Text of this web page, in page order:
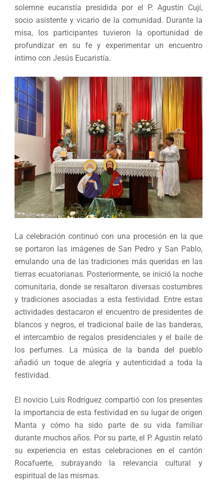
solemne eucaristía presidida por el P. Agustín Cují,
socio asistente y vicario de la comunidad. Durante la
misa, los participantes tuvieron la oportunidad de
profundizar en su fe y experimentar un encuentro
íntimo con Jesús Eucaristía.
La celebración continuó con una procesión en la que
se portaron las imágenes de San Pedro y San Pablo,
emulando una de las tradiciones más queridas en las
tierras ecuatorianas. Posteriormente, se inició la noche
comunitaria, donde se resaltaron diversas costumbres
y tradiciones asociadas a esta festividad. Entre estas
actividades destacaron el encuentro de presidentes de
blancos y negros, el tradicional baile de las banderas,
el intercambio de regalos presidenciales y el baile de
los perfumes. La música de la banda del pueblo
añadió un toque de alegría y autenticidad a toda la
festividad.
El novicio Luis Rodríguez compartió con los presentes
la importancia de esta festividad en su lugar de origen
Manta y cómo ha sido parte de su vida familiar
durante muchos años. Por su parte, el P. Agustín relató
su experiencia en estas celebraciones en el cantón
Rocafuerte, subrayando la relevancia cultural y
espiritual de las mismas.